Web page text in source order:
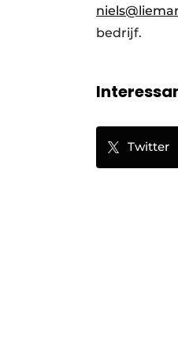
bedrijf.
Twitter